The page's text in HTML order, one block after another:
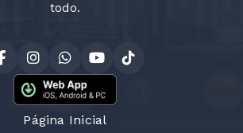
todo.
Página Inicial